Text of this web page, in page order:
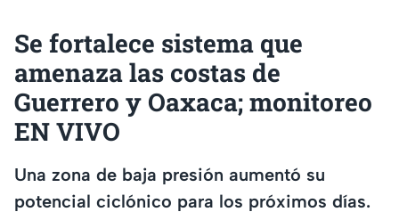
Se fortalece sistema que
amenaza las costas de
Guerrero y Oaxaca; monitoreo
EN VIVO
Una zona de baja presión aumentó su
potencial ciclónico para los próximos días.